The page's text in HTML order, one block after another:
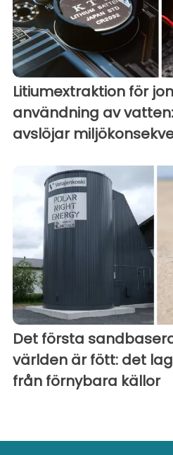
Litiumextraktion för
användning av
avslöjar
Det första
världen är fött: det
från förnybara källor